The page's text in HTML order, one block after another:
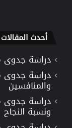
أحدث المقالات
دراسة جدوى
دراسة جدوى
والمنافسين
دراسة جدوى
ونسبة النجاح